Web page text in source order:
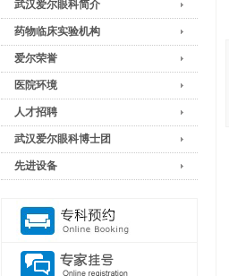
武汉爱尔眼科简介
药物临床实验机构
爱尔荣誉
医院环境
人才招聘
武汉爱尔眼科博士团
先进设备